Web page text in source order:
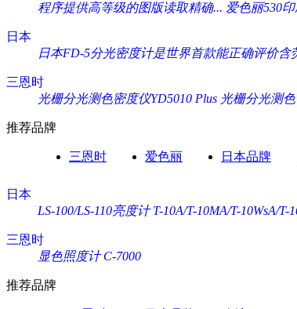
程序提供高等级的图版读取精确... 爱色丽530
日本
日本FD-5分光密度计是世界首款能正确评价含
三恩时
光栅分光测色密度仪YD5010 Plus 光栅分光测
推荐品牌
三恩时 爱色丽 日本品牌
日本
LS-100/LS-110亮度计 T-10A/T-10MA/T-10WsA/
三恩时
显色照度计 C-7000
推荐品牌